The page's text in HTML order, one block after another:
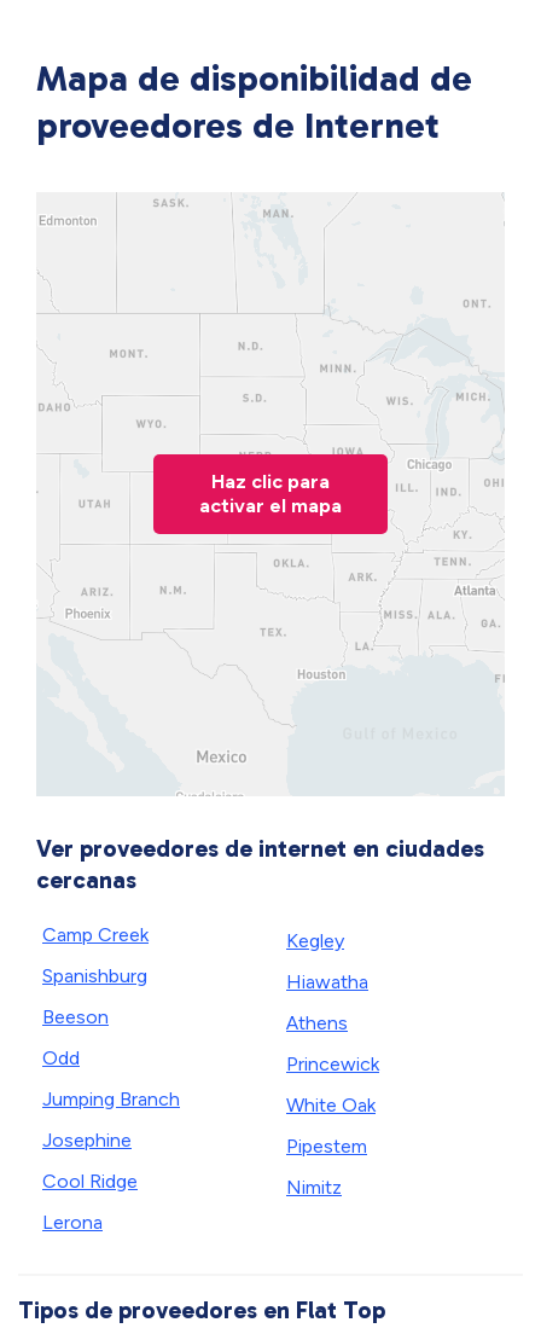
Mapa de disponibilidad de
proveedores de Internet
Haz clic para
activar el mapa
Ver proveedores de internet en ciudades
cercanas
Camp Creek
Spanishburg
Beeson
Odd
Jumping Branch
Josephine
Cool Ridge
Lerona
Kegley
Hiawatha
Athens
Princewick
White Oak
Pipestem
Nimitz
Tipos de proveedores en Flat Top